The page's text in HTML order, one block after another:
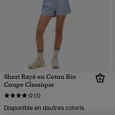
Short Rayé en Coton Bio
Coupe Classique
(3)
Disponible en dautres coloris